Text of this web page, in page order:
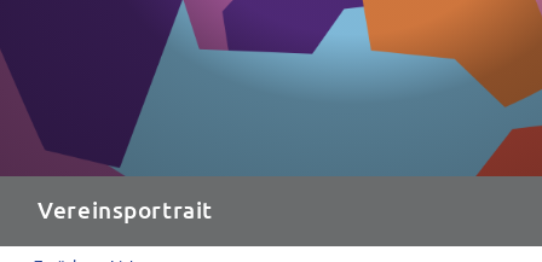
Vereinsportrait